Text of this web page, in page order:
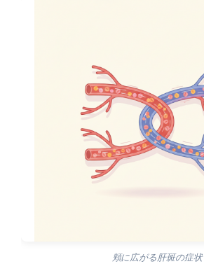
頬に広がる肝斑の症状